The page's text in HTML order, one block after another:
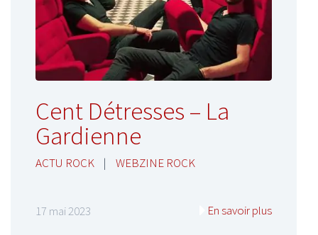
Cent Détresses – La
Gardienne
ACTU ROCK | WEBZINE ROCK
17 mai 2023 En savoir plus